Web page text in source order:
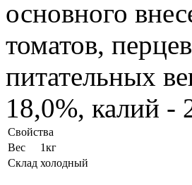
основного
томатов,
питательных
18,0%, калий -
Свойства
Вес
1кг
Склад холодный